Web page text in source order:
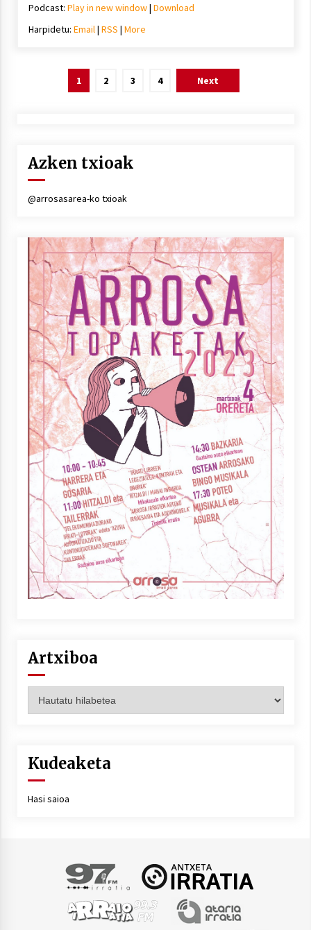
Podcast: Play in new window| Download
Harpidetu: Email| RSS | More
1 2 3 4 Next
Azken txioak
@arrosasarea-ko txioak
Artxiboa
Kudeaketa
Hasi saioa